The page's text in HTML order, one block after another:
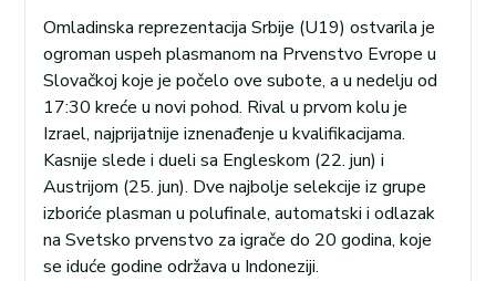
Omladinska reprezentacija Srbije (U19) ostvarila je
ogroman uspeh plasmanom na Prvenstvo Evrope u
Slovačkoj koje je počelo ove subote, a u nedelju od
17:30 kreće u novi pohod. Rival u prvom kolu je
Izrael, najprijatnije iznenađenje u kvalifikacijama.
Kasnije slede i dueli sa Engleskom (22. jun) i
Austrijom (25. jun). Dve najbolje selekcije iz grupe
izboriće plasman u polufinale, automatski i odlazak
na Svetsko prvenstvo za igrače do 20 godina, koje
se iduće godine održava u Indoneziji.